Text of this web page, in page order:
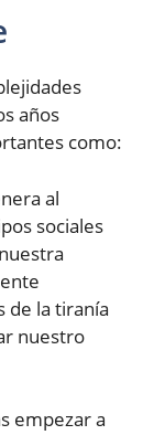
años
como:
al
sociales
de la tiranía
nuestro
empezar a